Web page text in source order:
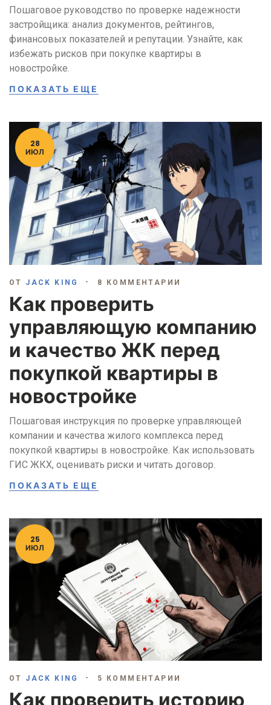
Пошаговое руководство по проверке надежности
застройщика: анализ документов, рейтингов,
финансовых показателей и репутации. Узнайте, как
избежать рисков при покупке квартиры в
новостройке.
ПОКАЗАТЬ ЕЩЕ
28
ИЮЛ
ОТ JACK KING 8 КОММЕНТАРИИ
Как проверить
управляющую компанию
и качество ЖК перед
покупкой квартиры в
новостройке
Пошаговая инструкция по проверке управляющей
компании и качества жилого комплекса перед
покупкой квартиры в новостройке. Как использовать
ГИС ЖКХ, оценивать риски и читать договор.
ПОКАЗАТЬ ЕЩЕ
25
ИЮЛ
ОТ JACK KING 5 КОММЕНТАРИИ